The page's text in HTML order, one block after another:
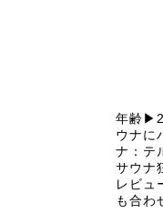
年齢
ウナに
ナ：テ
サウナ
レビュ
も合わ